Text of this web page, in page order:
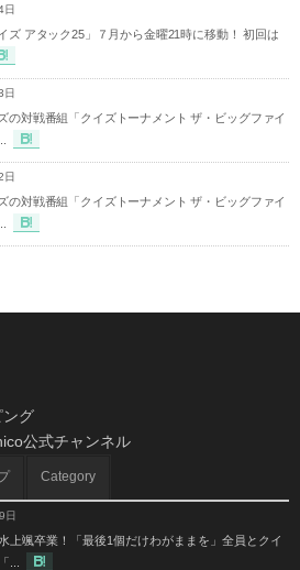
日
ズ アタック25」７月から金曜21時に移動！ 初回は
日
の対戦番組「クイズトーナメント ザ・ビッグファイ
日
の対戦番組「クイズトーナメント ザ・ビッグファイ
ング
公式チャンネル
Category
日
上颯卒業！「最後1個だけわがままを」全員とクイ
...